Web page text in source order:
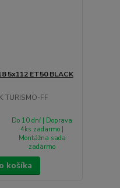
5x112 ET50 BLACK
TURISMO-FF
Do 10 dní | Doprava
4ks zadarmo |
Montážna sada
zadarmo
košíka